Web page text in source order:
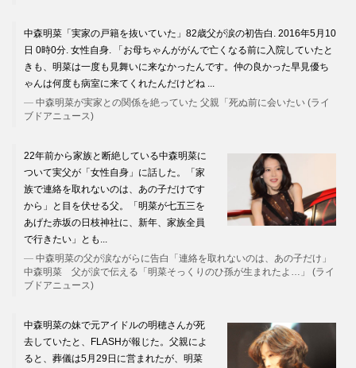
中森明菜「実家の戸籍を抜いていた」82歳父が涙の初告白. 2016年5月10
日 0時0分. 女性自身. 「お母ちゃんががんで亡くなる前に入院していたと
きも、明菜は一度も見舞いに来なかったんです。仲の良かった早見優ち
ゃんは何度も病室に来てくれたんだけどね ...
中森明菜が実家との関係を絶っていた 父親「死ぬ前に会いたい (ライ
ブドアニュース)
22年前から家族と断絶している中森明菜に
ついて実父が「女性自身」に話した。「家
族で連絡を取れないのは、あの子だけです
から」と目を伏せる父。「明菜が七五三を
あげた赤坂の日枝神社に、新年、家族全員
で行きたい」とも...
中森明菜の父が涙ながらに告白「連絡を取れないのは、あの子だけ」
中森明菜 父が涙で伝える「明菜そっくりのひ孫が生まれたよ…」 (ライ
ブドアニュース)
中森明菜の妹で元アイドルの明穂さんが死
去していたと、FLASHが報じた。父親によ
ると、葬儀は5月29日に営まれたが、明菜